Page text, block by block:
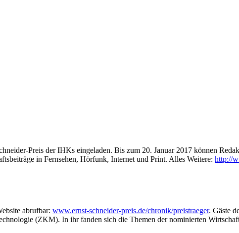
Preis der IHKs eingeladen. Bis zum 20. Januar 2017 können
in Fernsehen, Hörfunk, Internet und Print. Alles Weitere: http://
abrufbar: www.ernst-schneider-preis.de/chronik/preistraeger. Gäste
(ZKM). In ihr fanden sich die Themen der nominierten